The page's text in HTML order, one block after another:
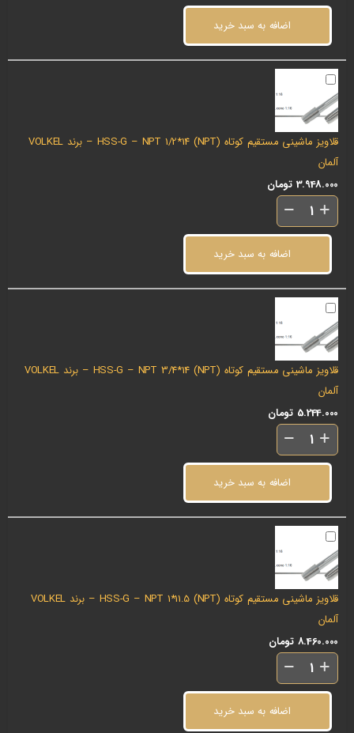
اضافه به سبد خرید
قلاویز ماشینی مستقیم کوتاه (NPT) HSS-G – NPT 1/2*14 – برند VOLKEL
آلمان
3.948.000 تومان
اضافه به سبد خرید
قلاویز ماشینی مستقیم کوتاه (NPT) HSS-G – NPT 3/4*14 – برند VOLKEL
آلمان
5.244.000 تومان
اضافه به سبد خرید
قلاویز ماشینی مستقیم کوتاه (NPT) HSS-G – NPT 1*11.5 – برند VOLKEL
آلمان
8.460.000 تومان
اضافه به سبد خرید